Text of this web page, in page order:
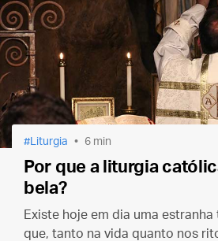
Liturgia 6 min
Por que a liturgia
bela?
Existe hoje em dia uma
que, tanto na vida quanto nos